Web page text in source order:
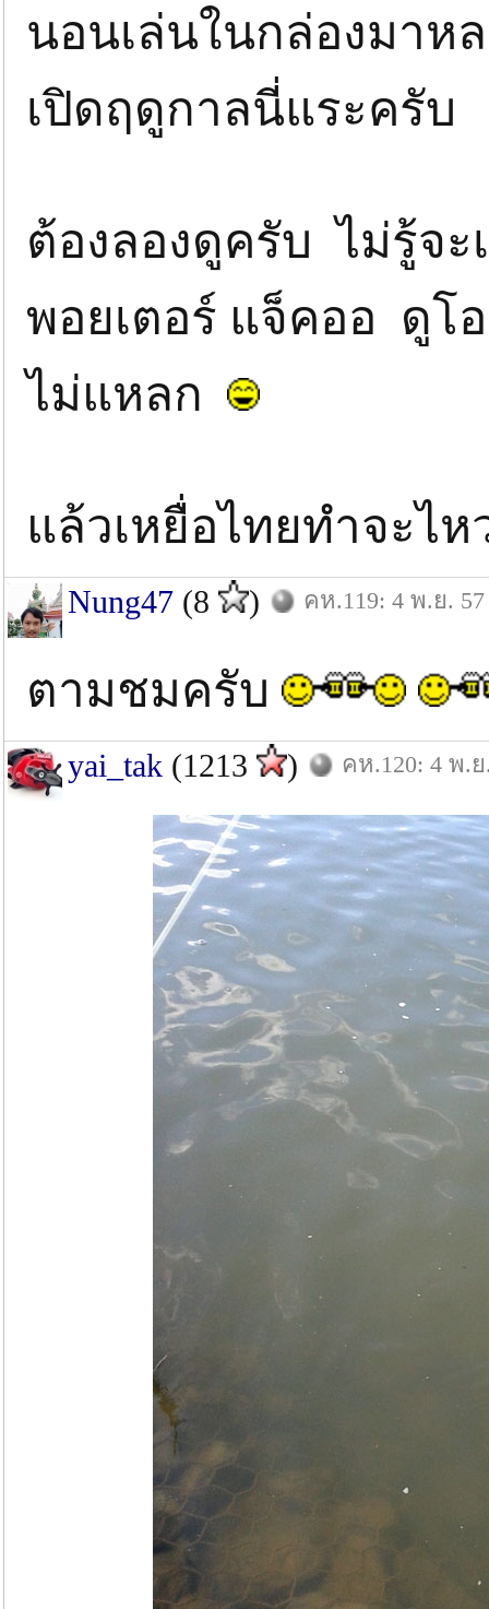
นอนเล่นในกล่องมาห
เปิดฤดูกาลนี่แระครับ
ต้องลองดูครับ ไม่รู้จ
พอยเตอร์ แจ็คออ ดู
ไม่แหลก
แล้วเหยื่อไทยทำจะไ
Nung47 (8 ) คห.119: 4 พ.ย. 57
ตามชมครับ
yai_tak (1213 ) คห.120: 4 พ.ย